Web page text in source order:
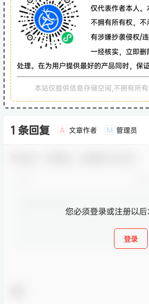
仅代表作者本人。
不拥有所有权，
有涉嫌抄袭侵权/
一经核实，立即
处理。在为用户提供最好的产品同时，保
本站仅提供信息存储空间,不拥有所
1 条回复 A 文章作者 M 管理员
您必须登录或注册以
登录